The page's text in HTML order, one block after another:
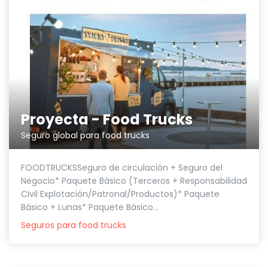
Proyecta - Food Trucks
Seguro global para food trucks
FOODTRUCKSSeguro de circulación + Seguro del
Negocio* Paquete Básico (Terceros + Responsabilidad
Civil Explotación/Patronal/Productos)* Paquete
Básico + Lunas* Paquete Básico...
Seguros para food trucks